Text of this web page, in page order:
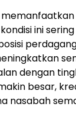
ini
dengan
besar,
nasabah